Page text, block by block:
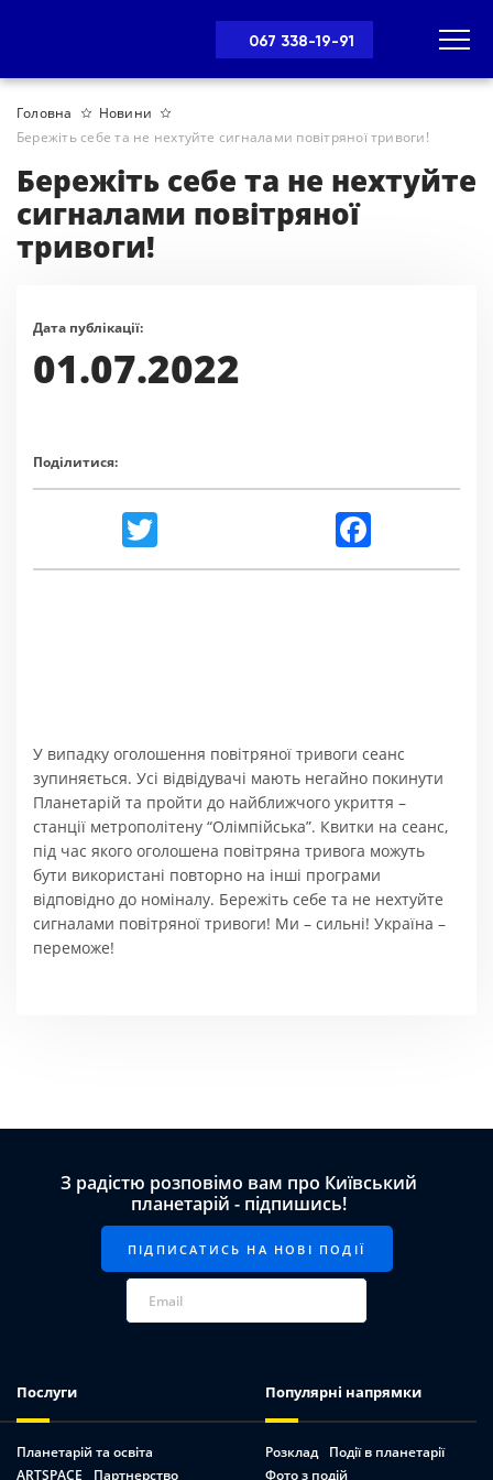
067 338-19-91
Головна
Новини
Бережіть себе та не нехтуйте сигналами повітряної тривоги!
Бережіть себе та не нехтуйте
сигналами повітряної
тривоги!
Дата публікації:
01.07.2022
Поділитися:
Twitter Facebook
У випадку оголошення повітряної тривоги сеанс
зупиняється. Усі відвідувачі мають негайно покинути
Планетарій та пройти до найближчого укриття –
станції метрополітену “Олімпійська”. Квитки на сеанс,
під час якого оголошена повітряна тривога можуть
бути використані повторно на інші програми
відповідно до номіналу. Бережіть себе та не нехтуйте
сигналами повітряної тривоги! Ми – сильні! Україна –
переможе!
З радістю розповімо вам про Київський
планетарій - підпишись!
Послуги
Планетарій та освіта
ARTSPACE
Партнерство
Популярні напрямки
Розклад
Події в планетарії
Фото з подій